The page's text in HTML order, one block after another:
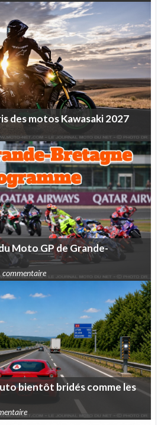
desmotosKawasaki2027
MotoGPdeGrande-
commentaire
bientôt bridéscommeles